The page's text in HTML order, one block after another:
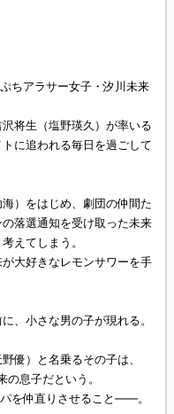
ちアラサー女子・汐川未来
将生（塩野瑛久）が率いる
に追われる毎日を過ごして
）をはじめ、劇団の仲間た
落選通知を受け取った未来
えてしまう。
大好きなレモンサワーを手
、小さな男の子が現れる。
優）と名乗るその子は、
息子だという。
を仲直りさせること――。